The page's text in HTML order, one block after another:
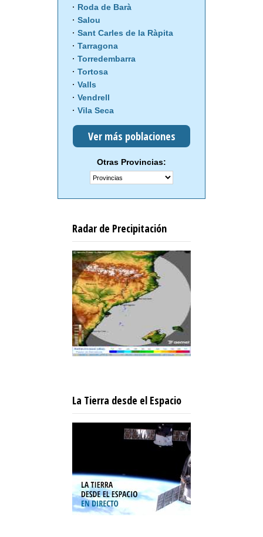
Roda de Barà
Salou
Sant Carles de la Ràpita
Tarragona
Torredembarra
Tortosa
Valls
Vendrell
Vila Seca
Ver más poblaciones
Otras Provincias:
Radar de Precipitación
La Tierra desde el Espacio